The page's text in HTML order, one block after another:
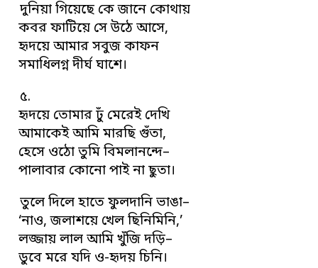
দুনিয়া গিয়েছে কে জানে কোথায়
কবর ফাটিয়ে সে উঠে আসে,
হৃদয়ে আমার সবুজ কাফন
সমাধিলগ্ন দীর্ঘ ঘাশে।
৫.
হৃদয়ে তোমার ঢুঁ মেরেই দেখি
আমাকেই আমি মারছি গুঁতা,
হেসে ওঠো তুমি বিমলানন্দে–
পালাবার কোনো পাই না ছুতা।
তুলে দিলে হাতে ফুলদানি ভাঙা–
‘নাও, জলাশয়ে খেল ছিনিমিনি,’
লজ্জায় লাল আমি খুঁজি দড়ি–
ডুবে মরে যদি ও-হৃদয় চিনি।